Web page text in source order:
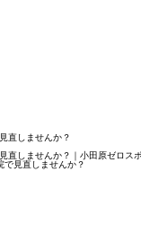
直しませんか？
直しませんか？｜小田原ゼロス